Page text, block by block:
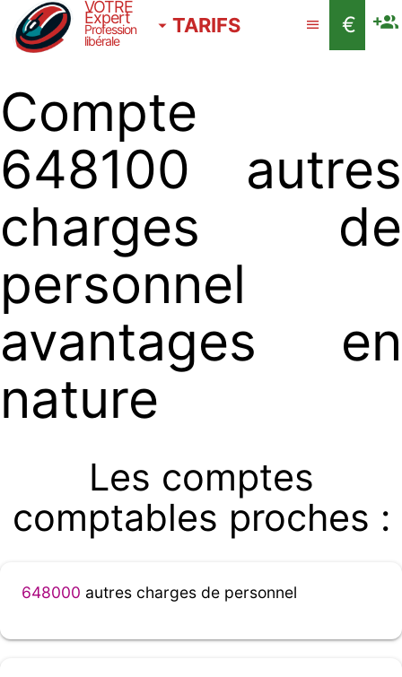
VOTRE
Expert
Profession
libérale
TARIFS €
Compte
648100 autres
charges de
personnel
avantages en
nature
Les comptes
comptables proches :
648000 autres charges de personnel